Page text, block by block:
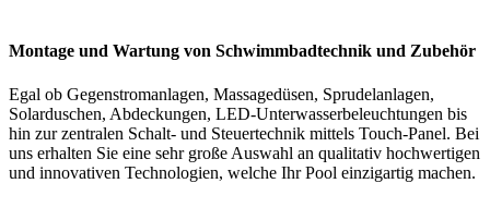
Montage und Wartung von Schwimmbadtechnik und Zubehör
Egal ob Gegenstromanlagen, Massagedüsen, Sprudelanlagen,
Solarduschen, Abdeckungen, LED-Unterwasserbeleuchtungen bis
hin zur zentralen Schalt- und Steuertechnik mittels Touch-Panel. Bei
uns erhalten Sie eine sehr große Auswahl an qualitativ hochwertigen
und innovativen Technologien, welche Ihr Pool einzigartig machen.